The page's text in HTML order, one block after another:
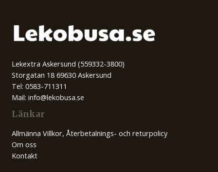
Lekextra Askersund (559332-3800)
Storgatan 18 69630 Askersund
Tel: 0583-711311
Mail: info@lekobusa.se
Länkar
Allmänna Villkor, Återbetalnings- och returpolicy
Om oss
Kontakt